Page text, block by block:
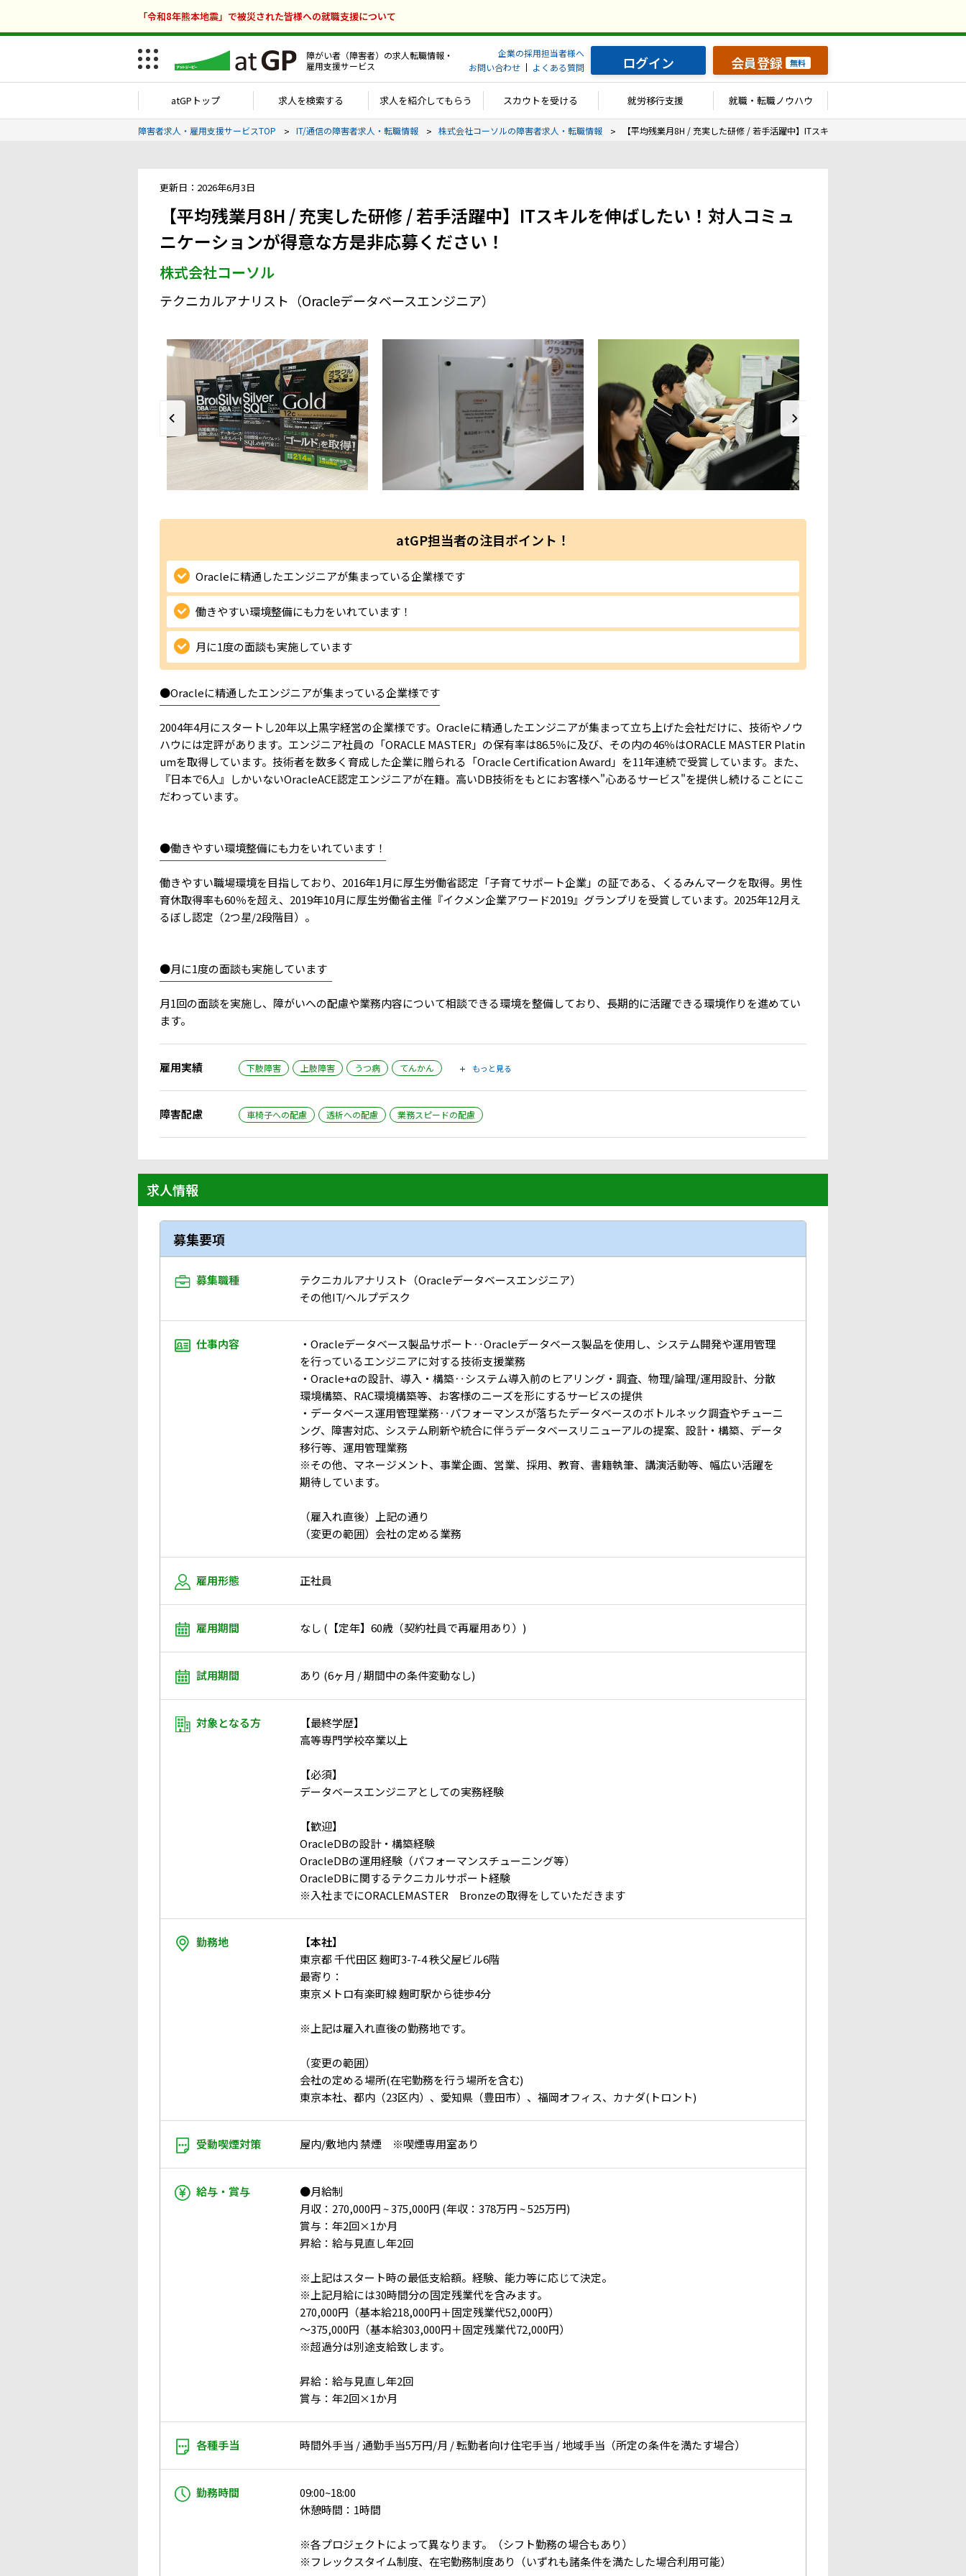
「令和8年熊本地震」で被災された皆様への就職支援について
障がい者（障害者）の求人転職情報・
雇用支援サービス
企業の採用担当者様へ
お問い合わせ
よくある質問 ログイン 会員登録 無料
atGPトップ 求人を検索する 求人を紹介してもらう スカウトを受ける 就労移行支援 就職・転職ノウハウ
障害者求人・雇用支援サービスTOP IT/通信の障害者求人・転職情報 株式会社コーソルの障害者求人・転職情報 【平均残業月8H / 充実した研修 / 若手活躍中】ITスキルを伸ばしたい！対人コミュニケ
更新日：2026年6月3日
【平均残業月8H / 充実した研修 / 若手活躍中】ITスキルを伸ばしたい！対人コミュ
ニケーションが得意な方是非応募ください！
株式会社コーソル
テクニカルアナリスト（Oracleデータベースエンジニア）
atGP担当者の注目ポイント！
Oracleに精通したエンジニアが集まっている企業様です
働きやすい環境整備にも力をいれています！
月に1度の面談も実施しています
●Oracleに精通したエンジニアが集まっている企業様です
￣￣￣￣￣￣￣￣￣￣￣￣￣￣￣￣￣￣￣￣￣￣￣￣￣￣
2004年4月にスタートし20年以上黒字経営の企業様です。Oracleに精通したエンジニアが集まって立ち上げた会社だけに、技術やノウ
ハウには定評があります。エンジニア社員の「ORACLE MASTER」の保有率は86.5％に及び、その内の46％はORACLE MASTER Platin
umを取得しています。技術者を数多く育成した企業に贈られる「Oracle Certification Award」を11年連続で受賞しています。また、
『日本で6人』しかいないOracleACE認定エンジニアが在籍。高いDB技術をもとにお客様へ"心あるサービス"を提供し続けることにこ
だわっています。
●働きやすい環境整備にも力をいれています！
￣￣￣￣￣￣￣￣￣￣￣￣￣￣￣￣￣￣￣￣￣
働きやすい職場環境を目指しており、2016年1月に厚生労働省認定「子育てサポート企業」の証である、くるみんマークを取得。男性
育休取得率も60％を超え、2019年10月に厚生労働省主催『イクメン企業アワード2019』グランプリを受賞しています。2025年12月え
るぼし認定（2つ星/2段階目）。
●月に1度の面談も実施しています
￣￣￣￣￣￣￣￣￣￣￣￣￣￣￣￣
月1回の面談を実施し、障がいへの配慮や業務内容について相談できる環境を整備しており、長期的に活躍できる環境作りを進めてい
ます。
雇用実績 下肢障害 上肢障害 うつ病 てんかん もっと見る
障害配慮 車椅子への配慮 透析への配慮 業務スピードの配慮
求人情報
募集要項
募集職種
テクニカルアナリスト（Oracleデータベースエンジニア）
その他IT/ヘルプデスク
仕事内容
・Oracleデータベース製品サポート‥Oracleデータベース製品を使用し、システム開発や運用管理
を行っているエンジニアに対する技術支援業務
・Oracle+αの設計、導入・構築‥システム導入前のヒアリング・調査、物理/論理/運用設計、分散
環境構築、RAC環境構築等、お客様のニーズを形にするサービスの提供
・データベース運用管理業務‥パフォーマンスが落ちたデータベースのボトルネック調査やチューニ
ング、障害対応、システム刷新や統合に伴うデータベースリニューアルの提案、設計・構築、データ
移行等、運用管理業務
※その他、マネージメント、事業企画、営業、採用、教育、書籍執筆、講演活動等、幅広い活躍を
期待しています。
（雇入れ直後）上記の通り
（変更の範囲）会社の定める業務
雇用形態 正社員
雇用期間 なし (【定年】60歳（契約社員で再雇用あり）)
試用期間 あり (6ヶ月 / 期間中の条件変動なし)
対象となる方
【最終学歴】
高等専門学校卒業以上
【必須】
データベースエンジニアとしての実務経験
【歓迎】
OracleDBの設計・構築経験
OracleDBの運用経験（パフォーマンスチューニング等）
OracleDBに関するテクニカルサポート経験
※入社までにORACLEMASTER Bronzeの取得をしていただきます
勤務地
【本社】
東京都 千代田区 麹町3-7-4 秩父屋ビル6階
最寄り：
東京メトロ有楽町線 麹町駅から徒歩4分
※上記は雇入れ直後の勤務地です。
（変更の範囲）
会社の定める場所(在宅勤務を行う場所を含む)
東京本社、都内（23区内）、愛知県（豊田市）、福岡オフィス、カナダ(トロント)
受動喫煙対策 屋内/敷地内 禁煙 ※喫煙専用室あり
給与・賞与
●月給制
月収：270,000円 ~ 375,000円 (年収：378万円 ~ 525万円)
賞与：年2回×1か月
昇給：給与見直し年2回
※上記はスタート時の最低支給額。経験、能力等に応じて決定。
※上記月給には30時間分の固定残業代を含みます。
270,000円（基本給218,000円＋固定残業代52,000円）
～375,000円（基本給303,000円＋固定残業代72,000円）
※超過分は別途支給致します。
昇給：給与見直し年2回
賞与：年2回×1か月
各種手当 時間外手当 / 通勤手当5万円/月 / 転勤者向け住宅手当 / 地域手当（所定の条件を満たす場合）
勤務時間
09:00~18:00
休憩時間：1時間
※各プロジェクトによって異なります。（シフト勤務の場合もあり）
※フレックスタイム制度、在宅勤務制度あり（いずれも諸条件を満たした場合利用可能）